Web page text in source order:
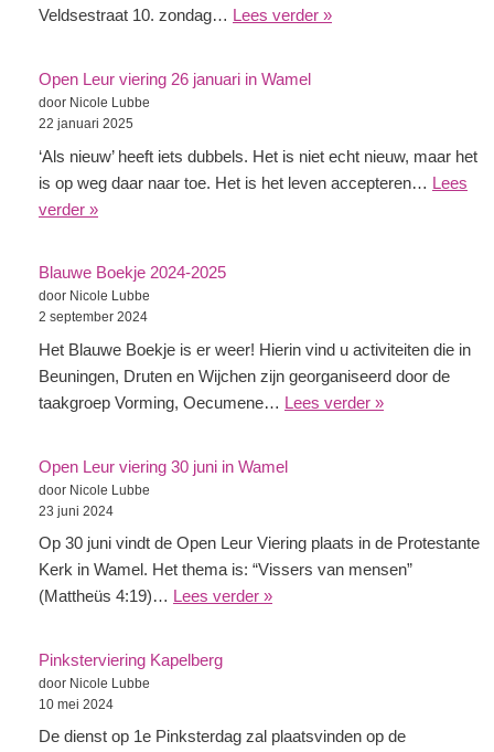
Veldsestraat 10. zondag… Lees verder »
Open Leur viering 26 januari in Wamel
door Nicole Lubbe
22 januari 2025
‘Als nieuw’ heeft iets dubbels. Het is niet echt nieuw, maar het
is op weg daar naar toe. Het is het leven accepteren… Lees
verder »
Blauwe Boekje 2024-2025
door Nicole Lubbe
2 september 2024
Het Blauwe Boekje is er weer! Hierin vind u activiteiten die in
Beuningen, Druten en Wijchen zijn georganiseerd door de
taakgroep Vorming, Oecumene… Lees verder »
Open Leur viering 30 juni in Wamel
door Nicole Lubbe
23 juni 2024
Op 30 juni vindt de Open Leur Viering plaats in de Protestante
Kerk in Wamel. Het thema is: “Vissers van mensen”
(Mattheüs 4:19)… Lees verder »
Pinksterviering Kapelberg
door Nicole Lubbe
10 mei 2024
De dienst op 1e Pinksterdag zal plaatsvinden op de